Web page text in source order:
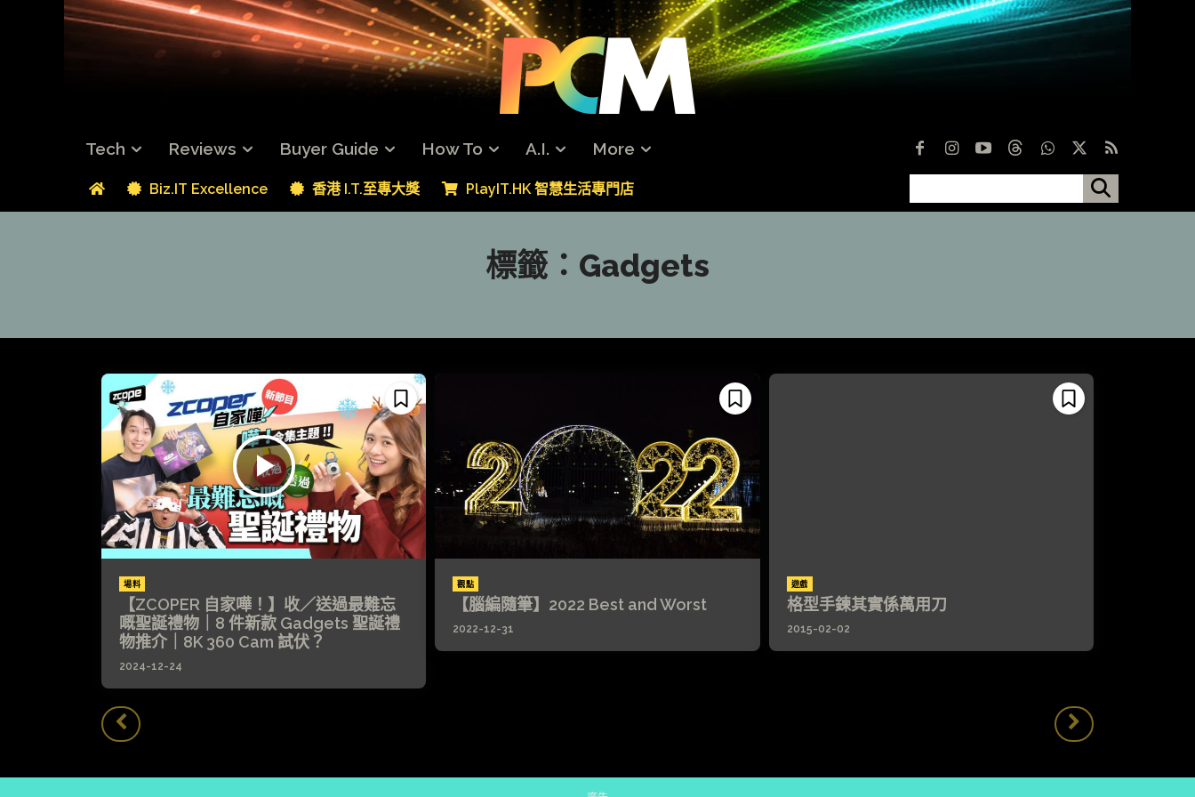
Tech Reviews Buyer Guide How To A.I. More
Biz.IT Excellence 香港 I.T.至專大獎 PlayIT.HK 智慧生活專門店
標籤： Gadgets
場料
【ZCOPER 自家嘩！】收／送過最難忘
嘅聖誕禮物｜8 件新款 Gadgets 聖誕禮
物推介｜8K 360 Cam 試伏？
2024-12-24
觀點
【腦編隨筆】2022 Best and Worst
2022-12-31
遊戲
格型手鍊其實係萬用刀
2015-02-02